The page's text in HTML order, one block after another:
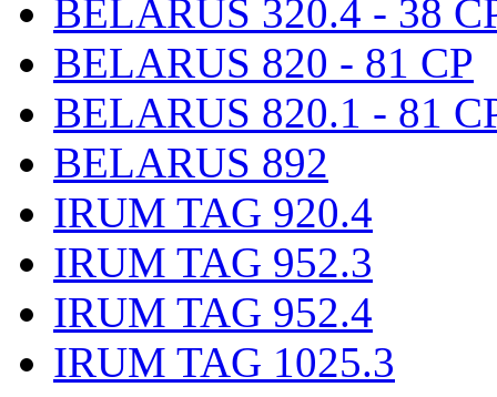
BELARUS 320.4 - 38
BELARUS 820 - 81 CP
BELARUS 820.1 - 81
BELARUS 892
IRUM TAG 920.4
IRUM TAG 952.3
IRUM TAG 952.4
IRUM TAG 1025.3